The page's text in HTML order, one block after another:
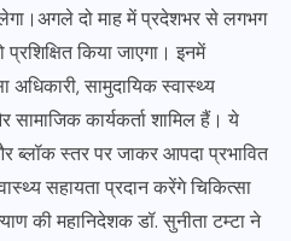
दो माह में प्रदेशभर से लगभग
किया जाएगा। इनमें
अधिकारी, सामुदायिक स्वास्थ्य
कार्यकर्ता शामिल हैं। ये
ब्लॉक स्तर पर जाकर आपदा प्रभावित
सहायता प्रदान करेंगे चिकित्सा
की महानिदेशक डॉ. सुनीता टम्टा ने